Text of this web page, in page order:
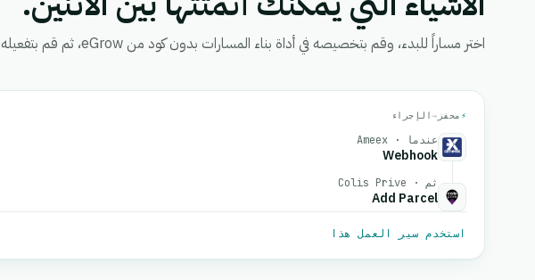
اختر مساراً للبدء، وقم بتخصيصه في أداة بناء المسارات بدون كود من eGrow، ثم قم بتفعيله.
⚡ محفز →الإجراء
عندما · Ameex
Webhook
ثم · Colis Prive
Add Parcel
استخدم سير العمل هذا